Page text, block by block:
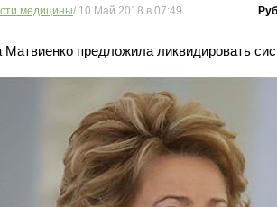
медицины/ 10 Май 2018 в 07:49
Матвиенко предложила ликвидировать